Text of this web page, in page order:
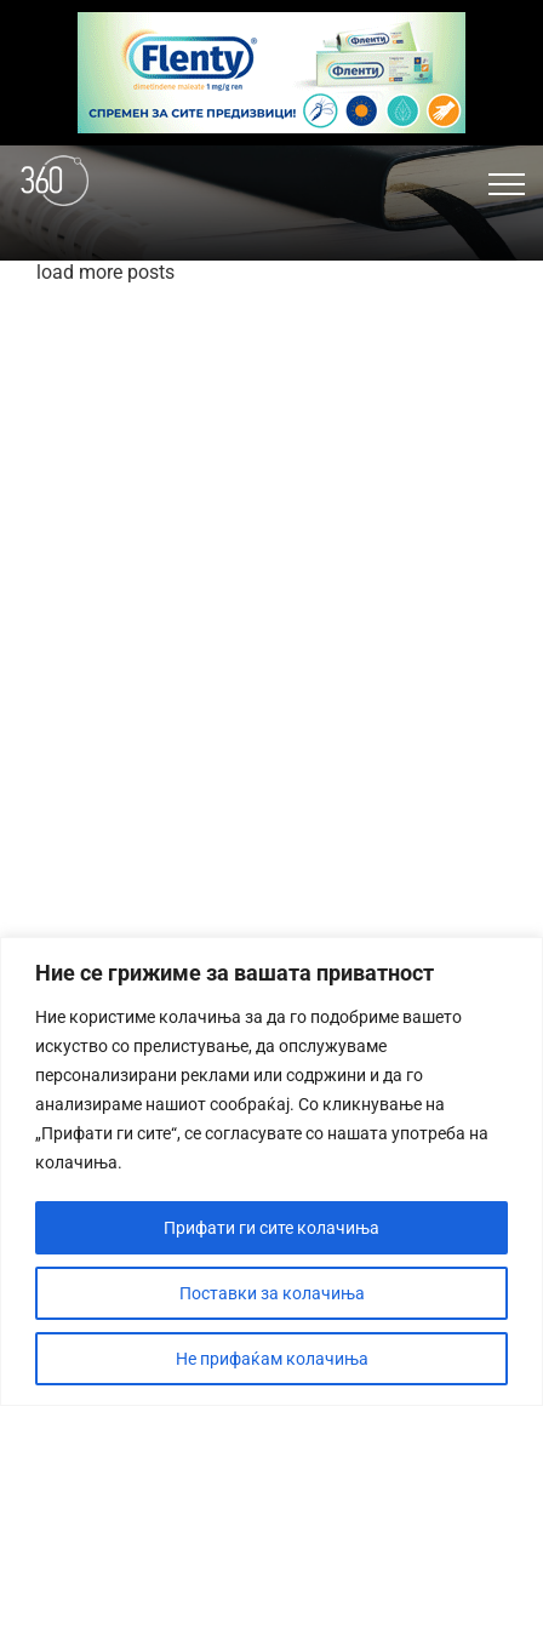
Ние се грижиме за вашата приватност
Ние користиме колачиња за да го подобриме вашето
искуство со прелистување, да опслужуваме
персонализирани реклами или содржини и да го
анализираме нашиот сообраќај. Со кликнување на
„Прифати ги сите“, се согласувате со нашата употреба на
колачиња.
Поставки за колачиња
Не прифаќам колачиња
Прифати ги сите колачиња
load more posts
СТОРИЈА
ДЕБАТА